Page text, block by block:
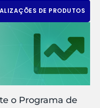
DE PRODUTOS
o Programa de